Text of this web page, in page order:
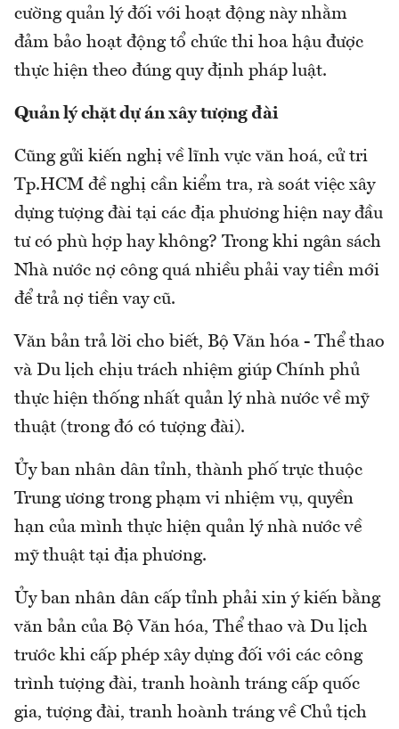
cường quản lý đối với hoạt động này nhằm
đảm bảo hoạt động tổ chức thi hoa hậu được
thực hiện theo đúng quy định pháp luật.
Quản lý chặt dự án xây tượng đài
Cũng gửi kiến nghị về lĩnh vực văn hoá, cử tri
Tp.HCM đề nghị cần kiểm tra, rà soát việc xây
dựng tượng đài tại các địa phương hiện nay đầu
tư có phù hợp hay không? Trong khi ngân sách
Nhà nước nợ công quá nhiều phải vay tiền mới
để trả nợ tiền vay cũ.
Văn bản trả lời cho biết, Bộ Văn hóa - Thể thao
và Du lịch chịu trách nhiệm giúp Chính phủ
thực hiện thống nhất quản lý nhà nước về mỹ
thuật (trong đó có tượng đài).
Ủy ban nhân dân tỉnh, thành phố trực thuộc
Trung ương trong phạm vi nhiệm vụ, quyền
hạn của mình thực hiện quản lý nhà nước về
mỹ thuật tại địa phương.
Ủy ban nhân dân cấp tỉnh phải xin ý kiến bằng
văn bản của Bộ Văn hóa, Thể thao và Du lịch
trước khi cấp phép xây dựng đối với các công
trình tượng đài, tranh hoành tráng cấp quốc
gia, tượng đài, tranh hoành tráng về Chủ tịch